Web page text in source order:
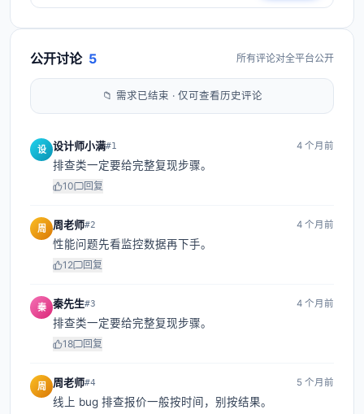
公开讨论 5 所有评论对全平台公开
📁 需求已结束 · 仅可查看历史评论
设 设计师小满#1 4 个月前
排查类一定要给完整复现步骤。
10 回复
周 周老师#2 4 个月前
性能问题先看监控数据再下手。
12 回复
秦 秦先生#3 4 个月前
排查类一定要给完整复现步骤。
18 回复
周 周老师#4 5 个月前
线上 bug 排查报价一般按时间，别按结果。